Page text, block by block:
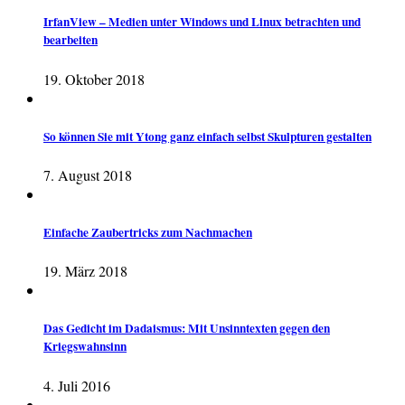
IrfanView – Medien unter Windows und Linux betrachten und
bearbeiten
19. Oktober 2018
So können Sie mit Ytong ganz einfach selbst Skulpturen gestalten
7. August 2018
Einfache Zaubertricks zum Nachmachen
19. März 2018
Das Gedicht im Dadaismus: Mit Unsinntexten gegen den
Kriegswahnsinn
4. Juli 2016